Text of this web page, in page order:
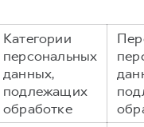
Категории
персональных
данных,
подлежащих
обработке